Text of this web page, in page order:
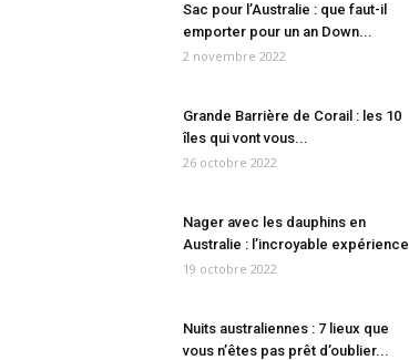
Sac pour l’Australie : que faut-il
emporter pour un an Down...
2 novembre 2022
Grande Barrière de Corail : les 10
îles qui vont vous...
26 octobre 2022
Nager avec les dauphins en
Australie : l’incroyable expérience
19 octobre 2022
Nuits australiennes : 7 lieux que
vous n’êtes pas prêt d’oublier...